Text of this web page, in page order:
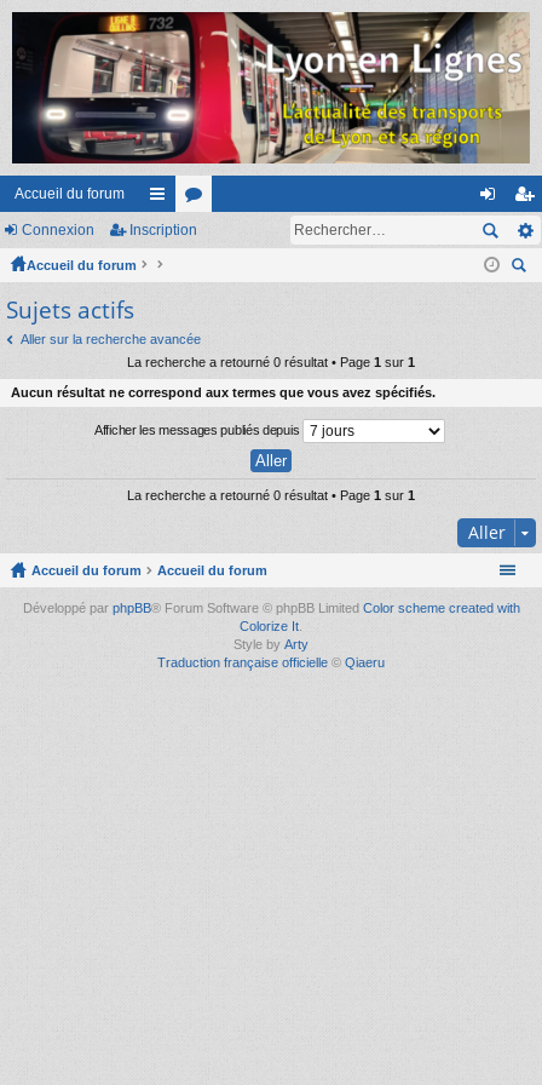
Accueil du forum
ac
co
ci
s
or
s
on
ne
ns
cri
Connexion Inscription
Accueil du forum
Sujets actifs
Aller sur la recherche avancée
La recherche a retourné 0 résultat • Page 1 sur 1
Aucun résultat ne correspond aux termes que vous avez spécifiés.
Afficher les messages publiés depuis
La recherche a retourné 0 résultat • Page 1 sur 1
Aller
Accueil du forum Accueil du forum
Développé par phpBB® Forum Software © phpBB Limited Color scheme created with
Colorize It
Style by Arty
Traduction française officielle © Qiaeru